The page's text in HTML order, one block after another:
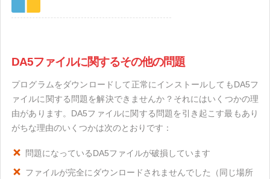
DA5ファイルに関するその他の問題
プログラムをダウンロードして正常にインストールしてもDA5フ
ァイルに関する問題を解決できませんか？それにはいくつかの理
由があります。DA5ファイルに関する問題を引き起こす最もあり
がちな理由のいくつかは次のとおりです：
問題になっているDA5ファイルが破損しています
ファイルが完全にダウンロードされませんでした（同じ場所